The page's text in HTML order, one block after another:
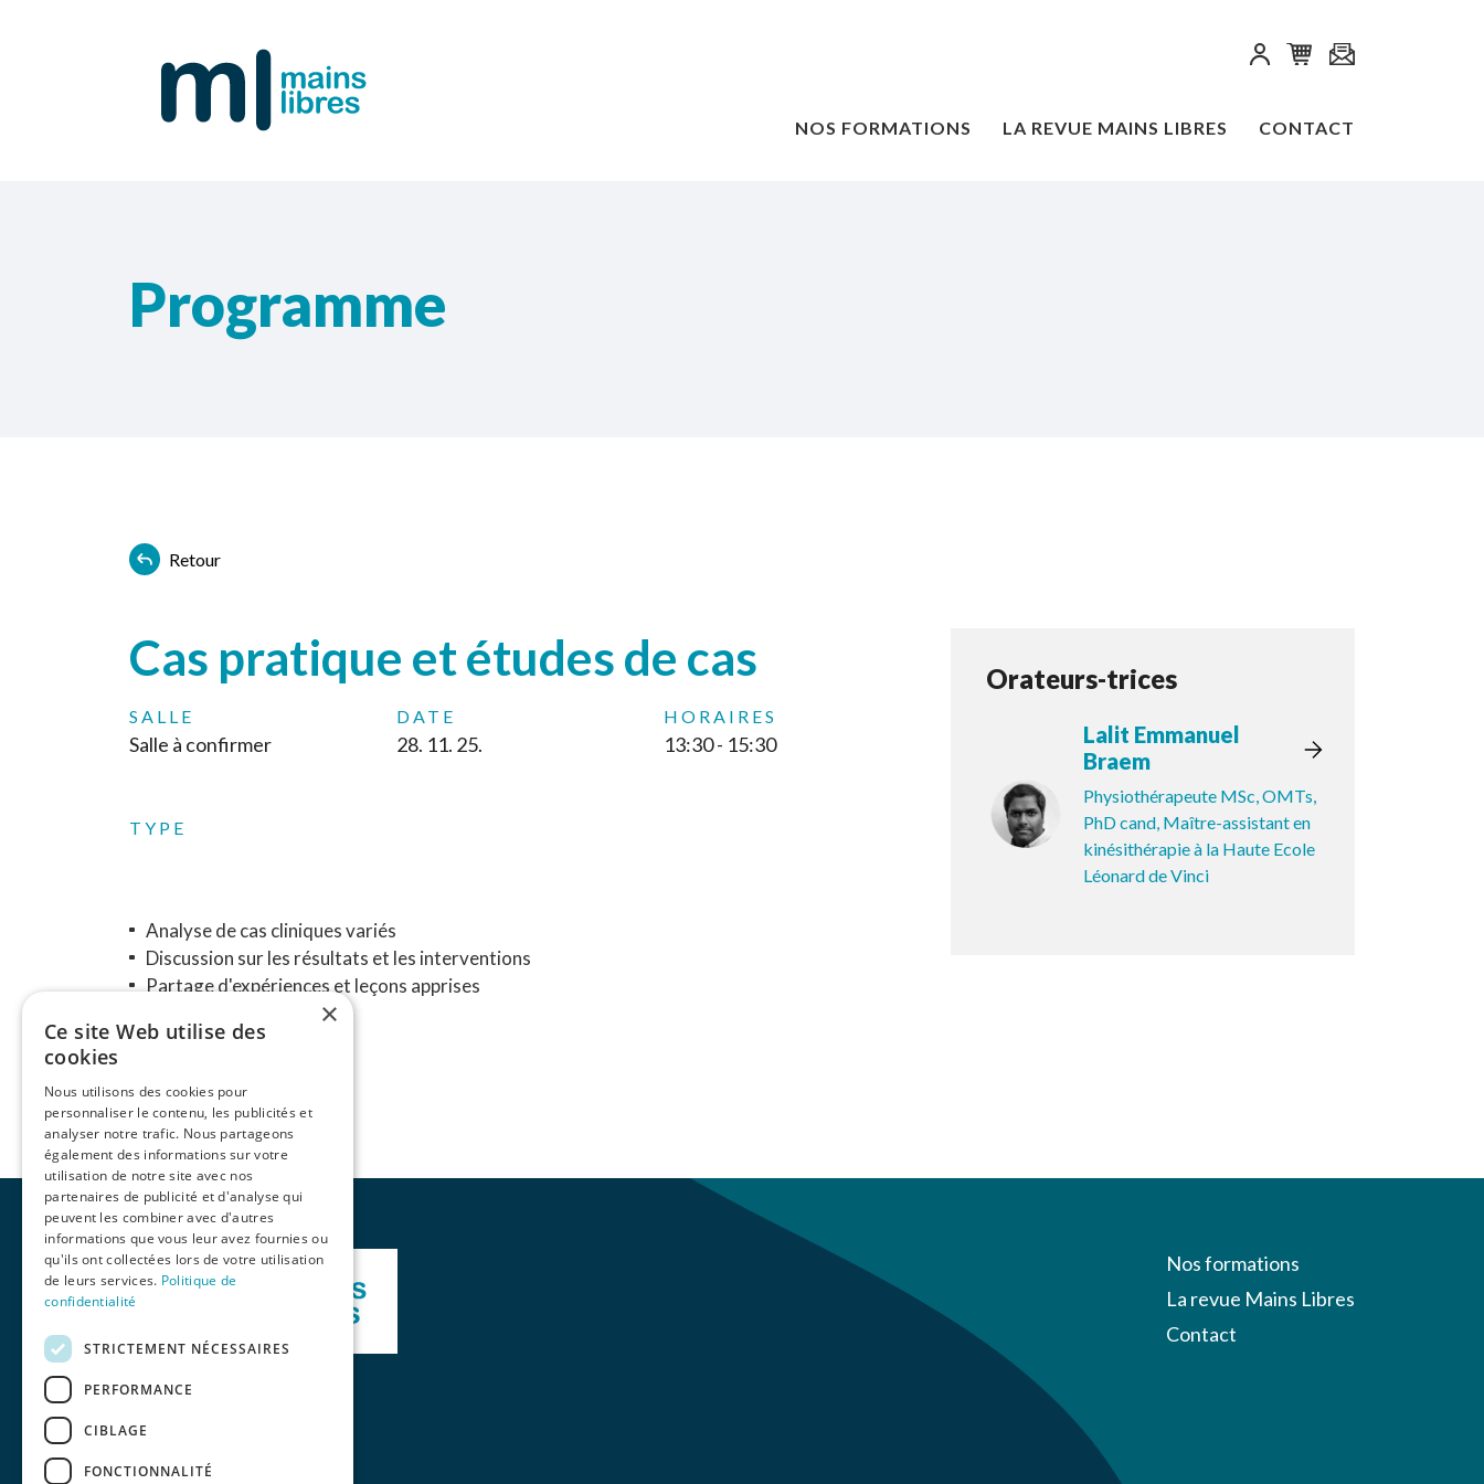
NOS FORMATIONS LA REVUE MAINS LIBRES CONTACT
Programme
Retour
Cas pratique et études de cas
SALLE
Salle à confirmer
DATE
28. 11. 25.
HORAIRES
13:30 - 15:30
TYPE
Analyse de cas cliniques variés
Discussion sur les résultats et les interventions
Partage d'expériences et leçons apprises
Orateurs-trices
Lalit Emmanuel
Braem
Physiothérapeute MSc, OMTs,
PhD cand, Maître-assistant en
kinésithérapie à la Haute Ecole
Léonard de Vinci
Nos formations
La revue Mains Libres
Contact
×
Ce site Web utilise des
cookies
Nous utilisons des cookies pour
personnaliser le contenu, les publicités et
analyser notre trafic. Nous partageons
également des informations sur votre
utilisation de notre site avec nos
partenaires de publicité et d'analyse qui
peuvent les combiner avec d'autres
informations que vous leur avez fournies ou
qu'ils ont collectées lors de votre utilisation
de leurs services. Politique de
confidentialité
STRICTEMENT NÉCESSAIRES
PERFORMANCE
CIBLAGE
FONCTIONNALITÉ